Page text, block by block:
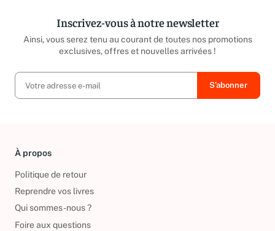
Inscrivez-vous à notre newsletter
Ainsi, vous serez tenu au courant de toutes nos promotions
exclusives, offres et nouvelles arrivées !
À propos
Politique de retour
Reprendre vos livres
Qui sommes-nous ?
Foire aux questions